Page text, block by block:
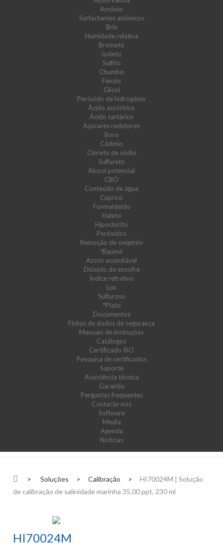
Amónio
Surfactantes aniónicos
Brix
Humidade relativa
Brometo
Iodeto
Sulfito
Chumbo
Fenóis
Glicol
Peróxido de hidrogénio
Ácido ascórbico
Ácido tartárico
Açúcares redutores
Boro
Cádmio
Cloreto de sódio
Sulfureto
Álcool potencial
CBO
Conteúdo de água
Cúprico
Formaldeído
Haleto
Hipoclorito
Peróxidos
Remoção de oxigénio
ºBaumé
Azoto assimilável
Dióxido de enxofre
Índice refrativo
Lux
Sulfuroso
°Plato
Documentos
Fichas de dados de segurança
Manuais de instruções
Catálogos
Certificado ISO
Pesquisa de certificados
Suporte
Assistência técnica
Garantia
Perguntas frequentes
Contacte-nos
Software
Media
Agenda
Notícias
> Soluções > Calibração >
HI70024M | Solução
de calibração de salinidade marinha 35,00 ppt, 230 ml
HI70024M